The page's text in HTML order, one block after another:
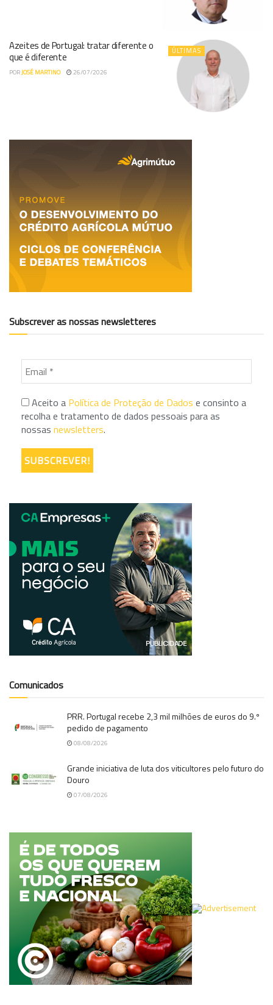
ÚLTIMAS
Azeites de Portugal: tratar diferente o
que é diferente
PORJOSÉ MARTINO 26/07/2026
Subscrever as nossas newsletteres
Aceito a Política de Proteção de Dados e consinto a
recolha e tratamento de dados pessoais para as
nossas newsletters.
Comunicados
PRR. Portugal recebe 2,3 mil milhões de euros do 9.º
pedido de pagamento
08/08/2026
Grande iniciativa de luta dos viticultores pelo futuro do
Douro
07/08/2026